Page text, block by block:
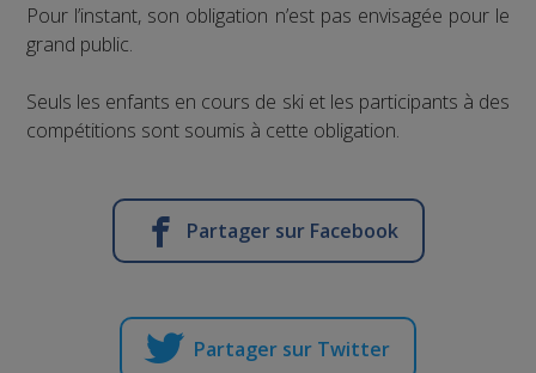
Pour l’instant, son obligation n’est pas envisagée pour le
grand public.
Seuls les enfants en cours de ski et les participants à des
compétitions sont soumis à cette obligation.
Partager sur Facebook
Partager sur Twitter